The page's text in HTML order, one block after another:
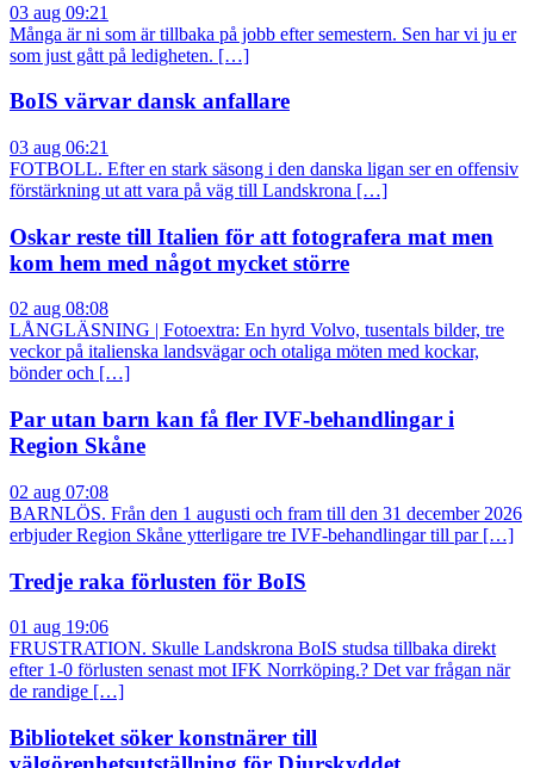
03 aug 09:21
Många är ni som är tillbaka på jobb efter semestern. Sen har vi ju er
som just gått på ledigheten. […]
BoIS värvar dansk anfallare
03 aug 06:21
FOTBOLL. Efter en stark säsong i den danska ligan ser en offensiv
förstärkning ut att vara på väg till Landskrona […]
Oskar reste till Italien för att fotografera mat men
kom hem med något mycket större
02 aug 08:08
LÅNGLÄSNING | Fotoextra: En hyrd Volvo, tusentals bilder, tre
veckor på italienska landsvägar och otaliga möten med kockar,
bönder och […]
Par utan barn kan få fler IVF-behandlingar i
Region Skåne
02 aug 07:08
BARNLÖS. Från den 1 augusti och fram till den 31 december 2026
erbjuder Region Skåne ytterligare tre IVF-behandlingar till par […]
Tredje raka förlusten för BoIS
01 aug 19:06
FRUSTRATION. Skulle Landskrona BoIS studsa tillbaka direkt
efter 1-0 förlusten senast mot IFK Norrköping.? Det var frågan när
de randige […]
Biblioteket söker konstnärer till